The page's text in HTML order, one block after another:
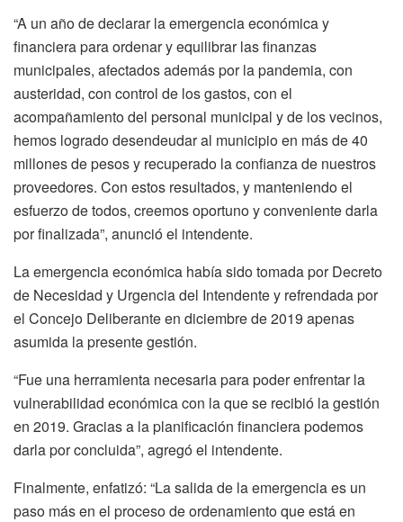
“A un año de declarar la emergencia económica y
financiera para ordenar y equilibrar las finanzas
municipales, afectados además por la pandemia, con
austeridad, con control de los gastos, con el
acompañamiento del personal municipal y de los vecinos,
hemos logrado desendeudar al municipio en más de 40
millones de pesos y recuperado la confianza de nuestros
proveedores. Con estos resultados, y manteniendo el
esfuerzo de todos, creemos oportuno y conveniente darla
por finalizada”, anunció el intendente.
La emergencia económica había sido tomada por Decreto
de Necesidad y Urgencia del Intendente y refrendada por
el Concejo Deliberante en diciembre de 2019 apenas
asumida la presente gestión.
“Fue una herramienta necesaria para poder enfrentar la
vulnerabilidad económica con la que se recibió la gestión
en 2019. Gracias a la planificación financiera podemos
darla por concluida”, agregó el intendente.
Finalmente, enfatizó: “La salida de la emergencia es un
paso más en el proceso de ordenamiento que está en